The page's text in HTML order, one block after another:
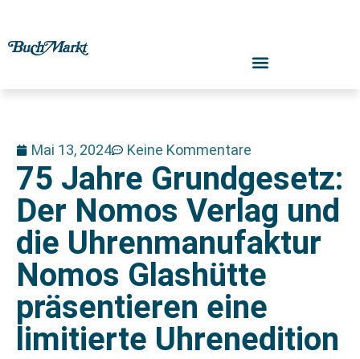
Mai 13, 2024 Keine Kommentare
75 Jahre Grundgesetz:
Der Nomos Verlag und
die Uhrenmanufaktur
Nomos Glashütte
präsentieren eine
limitierte Uhrenedition